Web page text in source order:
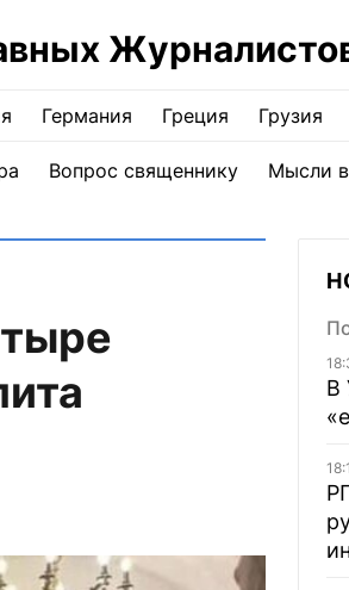
Германия Греция Грузия
Вопрос священнику Мысли
В